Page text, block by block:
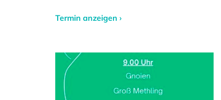
Termin anzeigen ›